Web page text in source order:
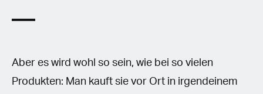
Aber es wird wohl so sein, wie bei so vielen
Produkten: Man kauft sie vor Ort in irgendeinem